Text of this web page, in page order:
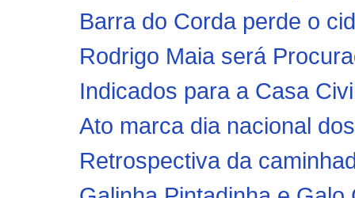
Barra do Corda perde o
Rodrigo Maia será
Indicados para a Casa
Ato marca dia nacional
Retrospectiva da